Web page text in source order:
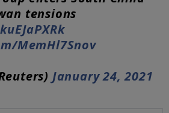
tensions
MemHl7Snov
January 24, 2021